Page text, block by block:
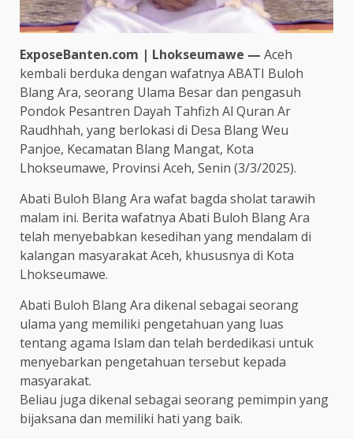
ExposeBanten.com | Lhokseumawe — Aceh
kembali berduka dengan wafatnya ABATI Buloh
Blang Ara, seorang Ulama Besar dan pengasuh
Pondok Pesantren Dayah Tahfizh Al Quran Ar
Raudhhah, yang berlokasi di Desa Blang Weu
Panjoe, Kecamatan Blang Mangat, Kota
Lhokseumawe, Provinsi Aceh, Senin (3/3/2025).
Abati Buloh Blang Ara wafat bagda sholat tarawih
malam ini. Berita wafatnya Abati Buloh Blang Ara
telah menyebabkan kesedihan yang mendalam di
kalangan masyarakat Aceh, khususnya di Kota
Lhokseumawe.
Abati Buloh Blang Ara dikenal sebagai seorang
ulama yang memiliki pengetahuan yang luas
tentang agama Islam dan telah berdedikasi untuk
menyebarkan pengetahuan tersebut kepada
masyarakat.
Beliau juga dikenal sebagai seorang pemimpin yang
bijaksana dan memiliki hati yang baik.